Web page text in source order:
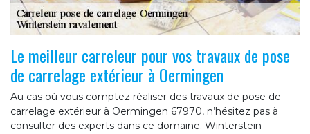
Le meilleur carreleur pour vos travaux de pose
de carrelage extérieur à Oermingen
Au cas où vous comptez réaliser des travaux de pose de
carrelage extérieur à Oermingen 67970, n’hésitez pas à
consulter des experts dans ce domaine. Winterstein